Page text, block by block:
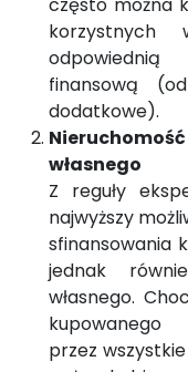
korzystnych
finansową
dodatkowe).
własnego
Z reguły
najwyższy
sfinansowania
jednak
własnego.
przez